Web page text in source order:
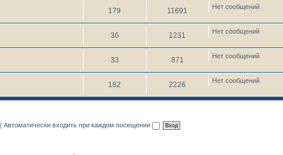
179 11691 Нет сообщений
36 1231 Нет сообщений
33 871 Нет сообщений
182 2226 Нет сообщений
|Автоматически входить при каждом посещении